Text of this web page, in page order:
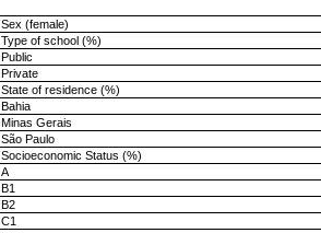
Sex (female)
Type of school (%)
Public
Private
State of residence (%)
Bahia
Minas Gerais
São Paulo
Socioeconomic Status (%)
A
B1
B2
C1